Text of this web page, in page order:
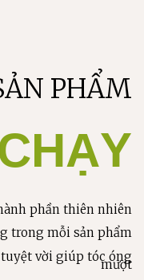
PHẨM
phần thiên nhiên
trong mỗi sản phẩm
vời giúp tóc óng
mượt